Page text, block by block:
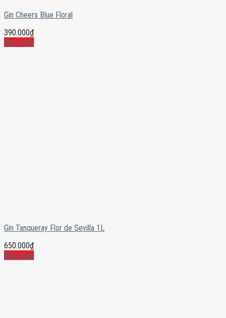
Gin Cheers Blue Floral
390.000₫
Mua ngay
Gin Tanqueray Flor de Sevilla 1L
650.000₫
Mua ngay